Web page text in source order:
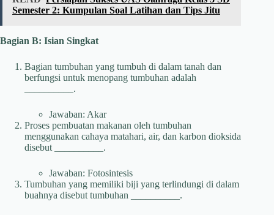
Semester 2: Kumpulan Soal Latihan dan Tips Jitu
Bagian B: Isian Singkat
Bagian tumbuhan yang tumbuh di dalam tanah dan
berfungsi untuk menopang tumbuhan adalah
__________.
Jawaban: Akar
Proses pembuatan makanan oleh tumbuhan
menggunakan cahaya matahari, air, dan karbon dioksida
disebut __________.
Jawaban: Fotosintesis
Tumbuhan yang memiliki biji yang terlindungi di dalam
buahnya disebut tumbuhan __________.